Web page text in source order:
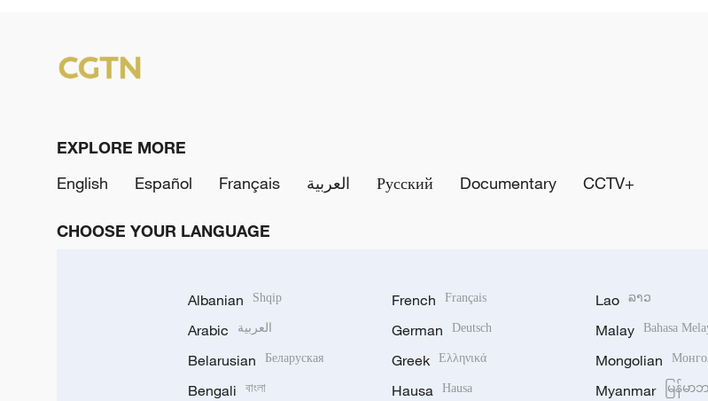
EXPLORE MORE
English
Español Français العربية Русский Documentary CCTV+
CHOOSE YOUR LANGUAGE
Albanian Shqip
Arabic العربية
Belarusian Беларуская
Bengali বাংলা
French Français
German Deutsch
Greek Ελληνικά
Hausa Hausa
Lao ລາວ
Malay Bahasa
Mongolian
Myanmar မြန်မာ